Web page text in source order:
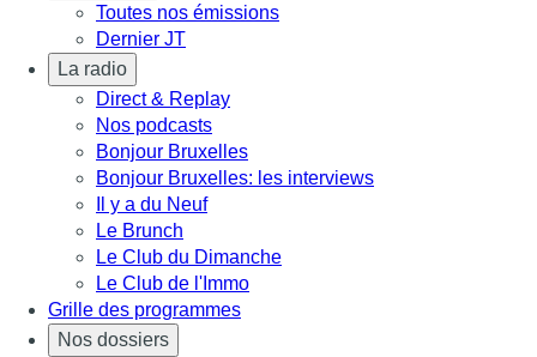
Toutes nos émissions
Dernier JT
La radio
Direct & Replay
Nos podcasts
Bonjour Bruxelles
Bonjour Bruxelles: les interviews
Il y a du Neuf
Le Brunch
Le Club du Dimanche
Le Club de l'Immo
Grille des programmes
Nos dossiers